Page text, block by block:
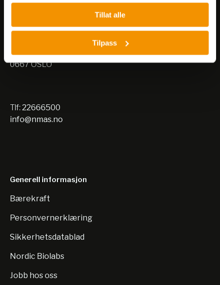
Tillat alle
Tilpass
Besøksadresse:
0667 OSLO
Nils Hansens vei 10
0667 OSLO
Tlf: 22666500
info@nmas.no
Generell informasjon
Bærekraft
Personvernerklæring
Sikkerhetsdatablad
Nordic Biolabs
Jobb hos oss